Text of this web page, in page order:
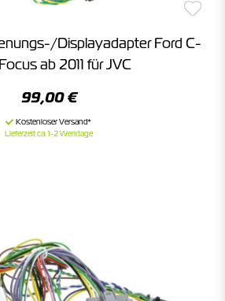
Displayadapter Ford C-
ab 2011 für JVC
99,00 €
Lieferzeit ca. 1-2 Werktage